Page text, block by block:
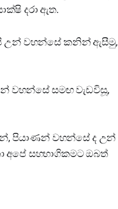
දරා ඇත.
උන් වහන්සේ කනින් ඇසීමු,
වහන්සේ සමඟ වැඩවිසූ,
පියාණන් වහන්සේ ද උන්
අපේ සහභාගිකමට ඔබත්